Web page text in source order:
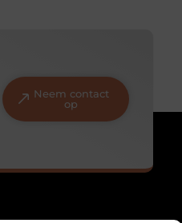
Neem contact
op